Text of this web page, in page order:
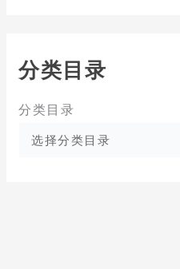
分类目录
分类目录